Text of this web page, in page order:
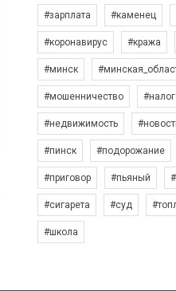
#зарплата #каменец
#коронавирус #кража
#минск
#мошенничество #налог
#недвижимость
#пинск #подорожание
#приговор #пьяный
#сигарета #суд
#школа